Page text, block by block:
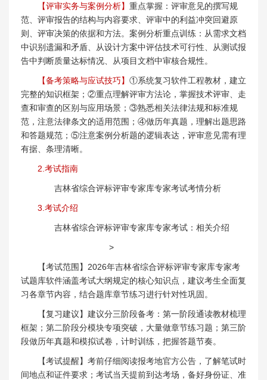
【评审实务与案例分析】 重点掌握：评审意见的撰写规
范、评审报告的结构与内容要求、评审中的利益冲突回避原
则、评审决策的依据和方法。案例分析重点训练：从需求文档
中识别遗漏和矛盾、从设计方案中评估技术可行性、从测试报
告中判断质量达标情况、从项目文档中审核合规性。
【备考策略与应试技巧】 ①系统复习软件工程教材，建立
完整的知识框架；②重点理解评审方法论，掌握技术评审、走
查和审查的区别与应用场景；③熟悉相关法律法规和标准规
范，注意法律条文的适用范围；④做历年真题，理解出题思路
和答题规范；⑤注意案例分析题的逻辑表达，评审意见需有理
有据、条理清晰。
2.考试指南
吉林省综合评标评审专家库专家考试考情分析
3.考试介绍
吉林省综合评标评审专家库专家考试：相关介绍
>
【考试范围】2026年吉林省综合评标评审专家库专家考
试题库软件涵盖考试大纲规定的核心知识点，建议考生全面复
习各章节内容，结合题库章节练习进行针对性巩固。
【复习建议】建议分三阶段备考：第一阶段通读教材梳理
框架；第二阶段分模块专项突破，大量做章节练习题；第三阶
段做历年真题和模拟试卷，计时训练，把握答题节奏。
【考试提醒】考前仔细阅读报考地官方公告，了解笔试时
间地点和证件要求；考试当天提前到达考场，备好身份证、准